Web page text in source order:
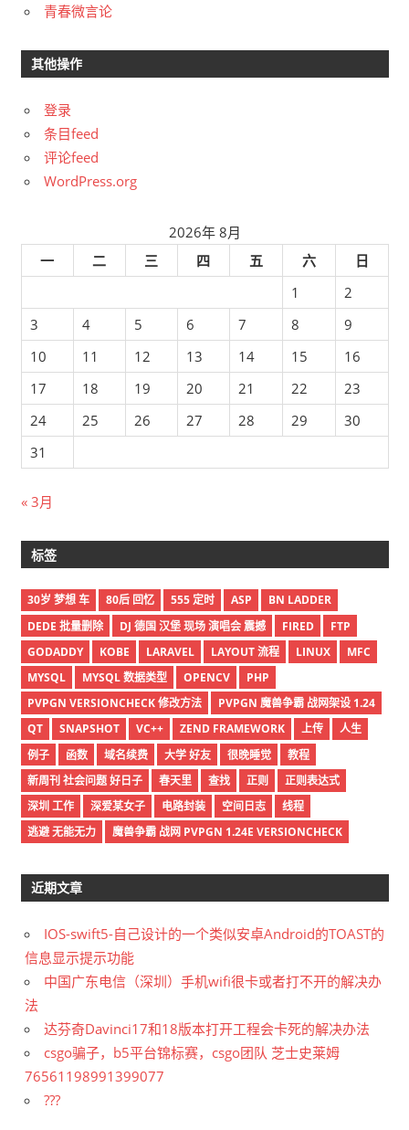
青春微言论
其他操作
登录
条目feed
评论feed
WordPress.org
2026年 8月
一
二 三 四 五 六
日
1
2
3
4 5 6 7 8
9
10
11 12 13 14 15
16
17
18 19 20 21 22
23
24
25 26 27 28 29
30
31
« 3月
标签
30岁 梦想 车 80后 回忆 555 定时 ASP
BN LADDER
DEDE 批量删除
DJ 德国 汉堡 现场 演唱会 震撼 FIRED
FTP
GODADDY
KOBE LARAVEL LAYOUT 流程 LINUX
MFC
MYSQL
MYSQL 数据类型 OPENCV
PHP
PVPGN VERSIONCHECK 修改方法
PVPGN 魔兽争霸 战网架设 1.24
QT
SNAPSHOT VC++ ZEND FRAMEWORK 上传
人生
例子
函数 域名续费 大学 好友 很晚睡觉
教程
新周刊 社会问题 好日子
春天里 查找 正则
正则表达式
深圳 工作
深爱某女子 电路封装 空间日志
线程
逃避 无能无力
魔兽争霸 战网 PVPGN 1.24E VERSIONCHECK
近期文章
IOS-swift5-自己设计的一个类似安卓Android的TOAST的
信息显示提示功能
中国广东电信（深圳）手机wifi很卡或者打不开的解决办
法
达芬奇Davinci17和18版本打开工程会卡死的解决办法
csgo骗子，b5平台锦标赛，csgo团队 芝士史莱姆
76561198991399077
???